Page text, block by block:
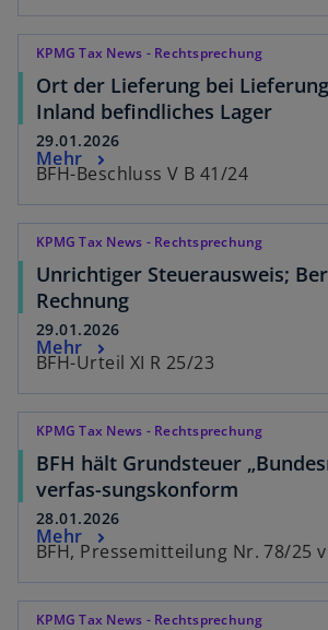
KPMG Tax News - Rechtsprechung
Ort der Lieferung bei
Inland befindliches Lager
29.01.2026
BFH-Beschluss V B 41/24
Mehr
KPMG Tax News - Rechtsprechung
Unrichtiger Steuerausweis;
Rechnung
29.01.2026
BFH-Urteil XI R 25/23
Mehr
KPMG Tax News - Rechtsprechung
BFH hält Grundsteuer
verfas-sungskonform
28.01.2026
BFH, Pressemitteilung Nr. 78/25
Mehr
KPMG Tax News - Rechtsprechung